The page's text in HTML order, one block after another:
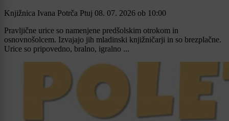
Knjižnica Ivana Potrča Ptuj 08. 07. 2026 ob 10:00
Pravljične urice so namenjene predšolskim otrokom in
osnovnošolcem. Izvajajo jih mladinski knjižničarji in so brezplačne.
Urice so pripovedno, bralno, igralno ...